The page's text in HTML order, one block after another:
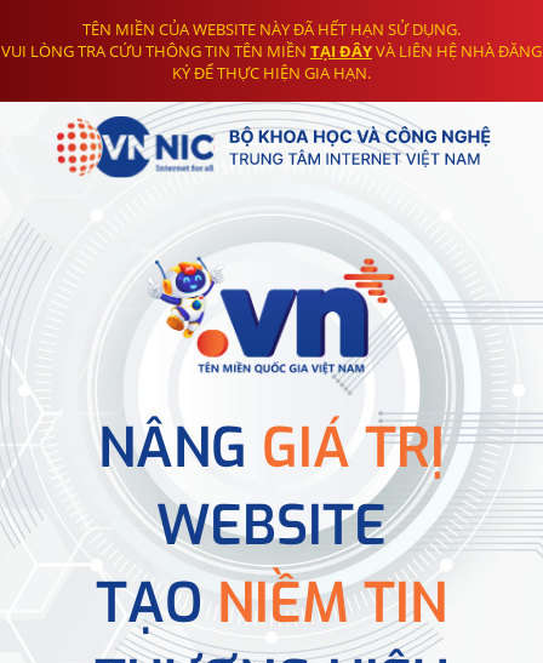
TÊN MIỀN CỦA WEBSITE NÀY ĐÃ HẾT HẠN SỬ DỤNG.
VUI LÒNG TRA CỨU THÔNG TIN TÊN MIỀN TẠI ĐÂYVÀ LIÊN HỆ NHÀ ĐĂNG
KÝ ĐỂ THỰC HIỆN GIA HẠN.
NÂNG GIÁ TRỊ
WEBSITE
TẠONIỀM TIN